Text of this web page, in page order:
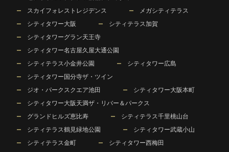
スカイフォレストレジデンス
メガシティテラス
シティタワー大阪
シティテラス加賀
シティタワーグラン天王寺
シティタワー名古屋久屋大通公園
シティテラス小金井公園
シティタワー広島
シティタワー国分寺ザ・ツイン
ジオ・パークスクエア池田
シティタワー大阪本町
シティタワー大阪天満ザ・リバー＆パークス
グランドヒルズ恵比寿
シティテラス千里桃山台
シティテラス鶴見緑地公園
シティタワー武蔵小山
シティテラス金町
シティタワー西梅田